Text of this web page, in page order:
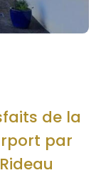
de la
par